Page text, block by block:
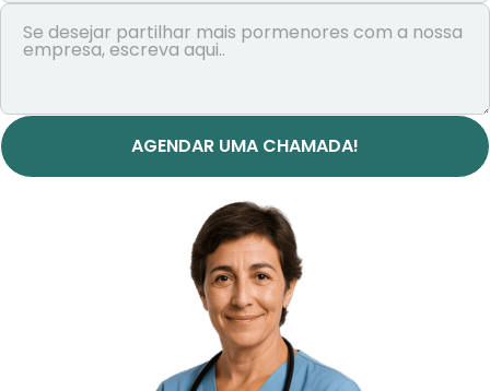
AGENDAR UMA CHAMADA!